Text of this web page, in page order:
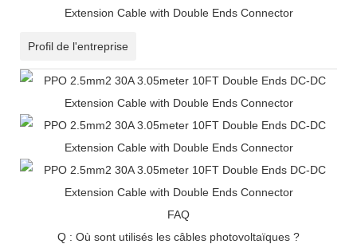
Profil de l'entreprise
FAQ
Q : Où sont utilisés les câbles photovoltaïques ?